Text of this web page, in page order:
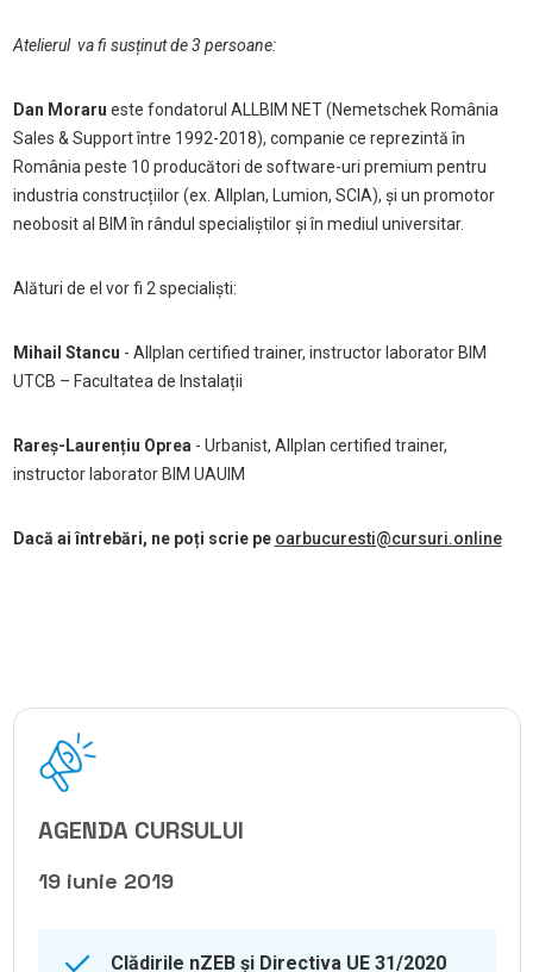
Atelierul va fi susținut de 3 persoane:
Dan Moraru este fondatorul ALLBIM NET (Nemetschek România
Sales & Support între 1992-2018), companie ce reprezintă în
România peste 10 producători de software-uri premium pentru
industria construcțiilor (ex. Allplan, Lumion, SCIA), și un promotor
neobosit al BIM în rândul specialiștilor și în mediul universitar.
Alături de el vor fi 2 specialiști:
Mihail Stancu - Allplan certified trainer, instructor laborator BIM
UTCB – Facultatea de Instalații
Rareș-Laurențiu Oprea - Urbanist, Allplan certified trainer,
instructor laborator BIM UAUIM
Dacă ai întrebări, ne poți scrie pe oarbucuresti@cursuri.online
AGENDA CURSULUI
19 iunie 2019
Clădirile nZEB și Directiva UE 31/2020